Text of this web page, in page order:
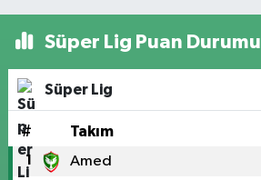
Süper Lig Puan Durumu
Süper Lig
# Takım
1 Amed